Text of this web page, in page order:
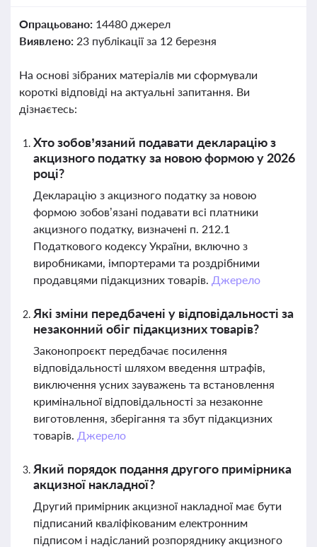
Опрацьовано: 14480 джерел
Виявлено: 23 публікації за 12 березня
На основі зібраних матеріалів ми сформували
короткі відповіді на актуальні запитання. Ви
дізнаєтесь:
Хто зобов’язаний подавати декларацію з
акцизного податку за новою формою у 2026
році?
Декларацію з акцизного податку за новою
формою зобов’язані подавати всі платники
акцизного податку, визначені п. 212.1
Податкового кодексу України, включно з
виробниками, імпортерами та роздрібними
продавцями підакцизних товарів. Джерело
Які зміни передбачені у відповідальності за
незаконний обіг підакцизних товарів?
Законопроєкт передбачає посилення
відповідальності шляхом введення штрафів,
виключення усних зауважень та встановлення
кримінальної відповідальності за незаконне
виготовлення, зберігання та збут підакцизних
товарів. Джерело
Який порядок подання другого примірника
акцизної накладної?
Другий примірник акцизної накладної має бути
підписаний кваліфікованим електронним
підписом і надісланий розпоряднику акцизного